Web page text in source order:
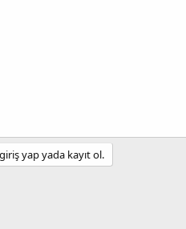
yap yada kayıt ol.